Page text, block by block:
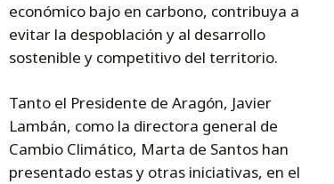
económico bajo en carbono, contribuya a
evitar la despoblación y al desarrollo
sostenible y competitivo del territorio.
Tanto el Presidente de Aragón, Javier
Lambán, como la directora general de
Cambio Climático, Marta de Santos han
presentado estas y otras iniciativas, en el